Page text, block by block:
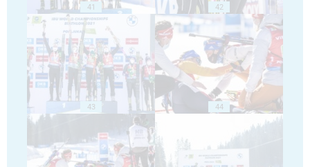
41 42
43 44